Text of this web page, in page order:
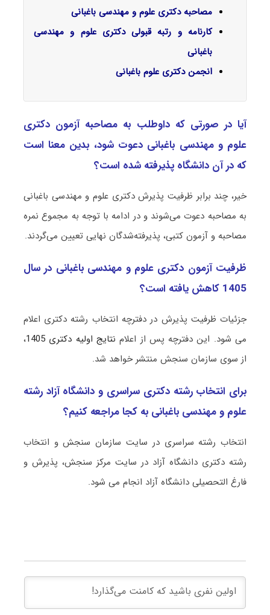
مصاحبه دکتری علوم و مهندسی باغبانی
کارنامه و رتبه قبولی دکتری علوم و مهندسی
باغبانی
انجمن دکتری علوم باغبانی
آیا در صورتی که داوطلب به مصاحبه آزمون دکتری
علوم و مهندسی باغبانی دعوت شود، بدین معنا است
که در آن دانشگاه پذیرفته شده است؟
خیر، چند برابر ظرفیت پذیرش دکتری علوم و مهندسی باغبانی
به مصاحبه دعوت می‌شوند و در ادامه با توجه به مجموع نمره
مصاحبه و آزمون کتبی، پذیرفته‌شدگان نهایی تعیین می‌گردند.
ظرفیت آزمون دکتری علوم و مهندسی باغبانی در سال
1405 کاهش یافته است؟
جزئیات ظرفیت پذیرش در دفترچه انتخاب رشته دکتری اعلام
می شود. این دفترچه پس از اعلام نتایج اولیه دکتری 1405
،
از سوی سازمان سنجش منتشر خواهد شد.
برای انتخاب رشته دکتری سراسری و دانشگاه آزاد رشته
علوم و مهندسی باغبانی به کجا مراجعه کنیم؟
انتخاب رشته سراسری در سایت سازمان سنجش و انتخاب
رشته دکتری دانشگاه آزاد در سایت مرکز سنجش، پذیرش و
فارغ التحصیلی دانشگاه آزاد انجام می شود.